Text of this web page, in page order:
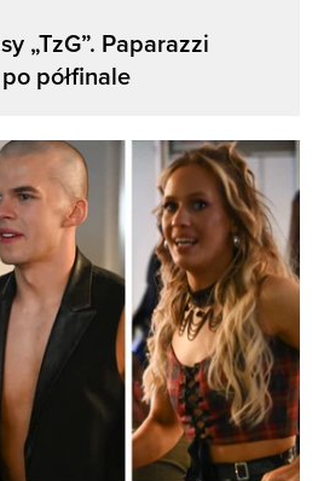
„TzG”. Paparazzi
półfinale